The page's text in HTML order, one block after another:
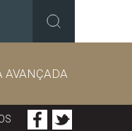
AVANÇADA